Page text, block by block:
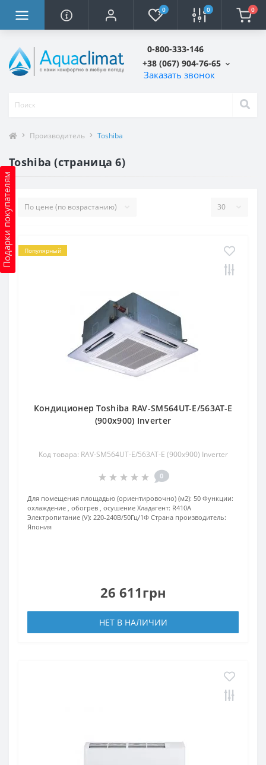
0 0 0
0-800-333-146
+38 (067) 904-76-65
Заказать звонок
Подарки покупателям
Производитель Toshiba
Toshiba (страница 6)
Популярный
Кондиционер Toshiba RAV-SM564UT-E/563AT-E
(900x900) Inverter
Код товара: RAV-SM564UT-E/563AT-E (900x900) Inverter
0
Для помещения площадью (ориентировочно) (м2): 50 Функции:
охлаждение , обогрев , осушение Хладагент: R410A
Электропитание (V): 220-240В/50Гц/1Ф Страна производитель:
Япония
26 611грн
НЕТ В НАЛИЧИИ